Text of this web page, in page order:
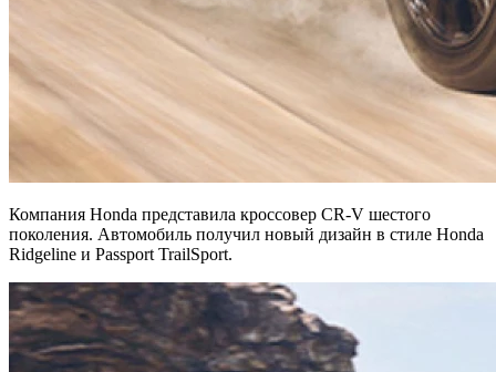
Компания Honda представила кроссовер CR-V шестого
поколения. Автомобиль получил новый дизайн в стиле Honda
Ridgeline и Passport TrailSport.